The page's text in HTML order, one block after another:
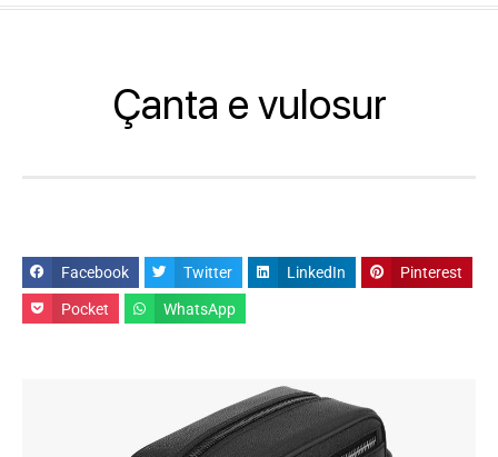
Çanta e vulosur
Facebook Twitter LinkedIn Pinterest
Pocket WhatsApp